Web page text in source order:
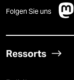
Folgen Sie uns
Ressorts